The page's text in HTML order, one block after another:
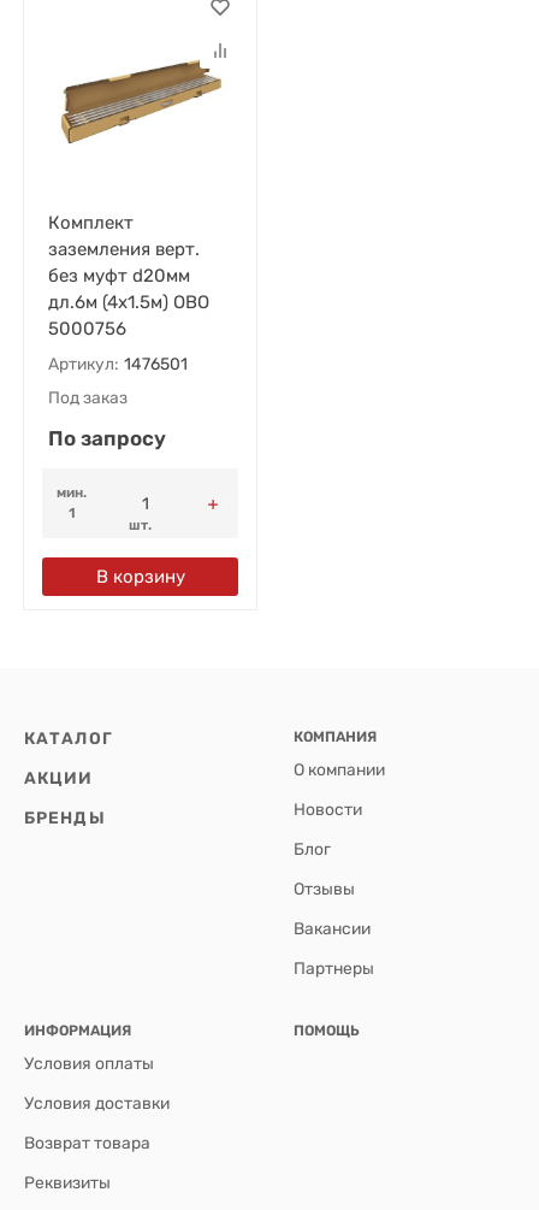
Комплект
заземления верт.
без муфт d20мм
дл.6м (4х1.5м) OBO
5000756
Артикул: 1476501
Под заказ
По запросу
мин.
1
шт.
В корзину
КАТАЛОГ
АКЦИИ
БРЕНДЫ
КОМПАНИЯ
О компании
Новости
Блог
Отзывы
Вакансии
Партнеры
ИНФОРМАЦИЯ
Условия оплаты
Условия доставки
Возврат товара
Реквизиты
ПОМОЩЬ